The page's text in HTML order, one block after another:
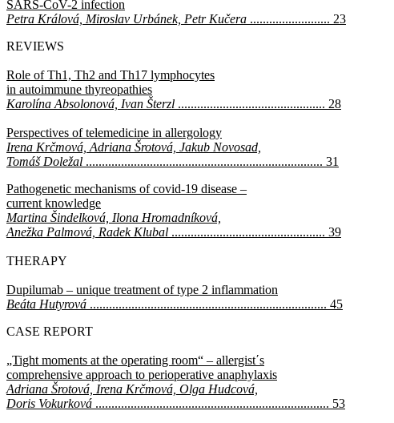
SARS-CoV-2 infection
Petra Králová, Miroslav Urbánek, Petr Kučera ......................... 23
REVIEWS
Role of Th1, Th2 and Th17 lymphocytes
in autoimmune thyreopathies
Karolína Absolonová, Ivan Šterzl .............................................. 28
Perspectives of telemedicine in allergology
Irena Krčmová, Adriana Šrotová, Jakub Novosad,
Tomáš Doležal .......................................................................... 31
Pathogenetic mechanisms of covid-19 disease –
current knowledge
Martina Šindelková, Ilona Hromadníková,
Anežka Palmová, Radek Klubal ................................................ 39
THERAPY
Dupilumab – unique treatment of type 2 inflammation
Beáta Hutyrová .......................................................................... 45
CASE REPORT
„Tight moments at the operating room“ – allergist΄s
comprehensive approach to perioperative anaphylaxis
Adriana Šrotová, Irena Krčmová, Olga Hudcová,
Doris Vokurková ......................................................................... 53